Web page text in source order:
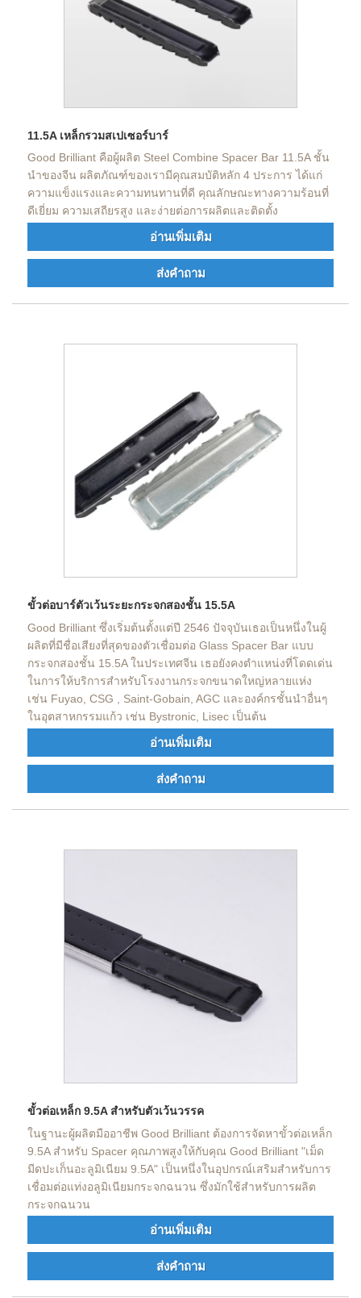
11.5A เหล็กรวมสเปเซอร์บาร์
Good Brilliant คือผู้ผลิต Steel Combine Spacer Bar 11.5A ชั้น
นำของจีน ผลิตภัณฑ์ของเรามีคุณสมบัติหลัก 4 ประการ ได้แก่
ความแข็งแรงและความทนทานที่ดี คุณลักษณะทางความร้อนที่
ดีเยี่ยม ความเสถียรสูง และง่ายต่อการผลิตและติดตั้ง
อ่านเพิ่มเติม
ส่งคำถาม
ขั้วต่อบาร์ตัวเว้นระยะกระจกสองชั้น 15.5A
Good Brilliant ซึ่งเริ่มต้นตั้งแต่ปี 2546 ปัจจุบันเธอเป็นหนึ่งในผู้
ผลิตที่มีชื่อเสียงที่สุดของตัวเชื่อมต่อ Glass Spacer Bar แบบ
กระจกสองชั้น 15.5A ในประเทศจีน เธอยังคงตำแหน่งที่โดดเด่น
ในการให้บริการสำหรับโรงงานกระจกขนาดใหญ่หลายแห่ง
เช่น Fuyao, CSG , Saint-Gobain, AGC และองค์กรชั้นนำอื่นๆ
ในอุตสาหกรรมแก้ว เช่น Bystronic, Lisec เป็นต้น
อ่านเพิ่มเติม
ส่งคำถาม
ขั้วต่อเหล็ก 9.5A สำหรับตัวเว้นวรรค
ในฐานะผู้ผลิตมืออาชีพ Good Brilliant ต้องการจัดหาขั้วต่อเหล็ก
9.5A สำหรับ Spacer คุณภาพสูงให้กับคุณ Good Brilliant "เม็ด
มีดปะเก็นอะลูมิเนียม 9.5A" เป็นหนึ่งในอุปกรณ์เสริมสำหรับการ
เชื่อมต่อแท่งอลูมิเนียมกระจกฉนวน ซึ่งมักใช้สำหรับการผลิต
กระจกฉนวน
อ่านเพิ่มเติม
ส่งคำถาม